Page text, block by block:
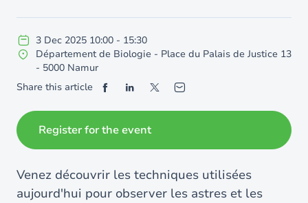
3 Dec 2025 10:00 - 15:30
Département de Biologie - Place du Palais de Justice 13
- 5000 Namur
Share this article
Register for the event
Venez découvrir les techniques utilisées
aujourd'hui pour observer les astres et les